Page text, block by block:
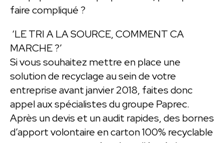
faire compliqué ?
‘LE TRI A LA SOURCE, COMMENT CA
MARCHE ?’
Si vous souhaitez mettre en place une
solution de recyclage au sein de votre
entreprise avant janvier 2018, faites donc
appel aux spécialistes du groupe Paprec.
Après un devis et un audit rapides, des bornes
d’apport volontaire en carton 100% recyclable